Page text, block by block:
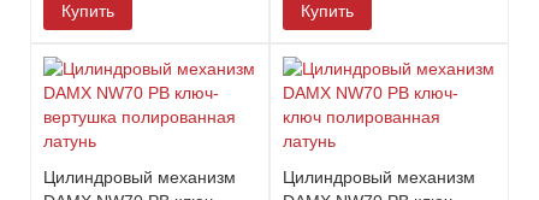
Купить Купить
Цилиндровый механизм
Цилиндровый механизм